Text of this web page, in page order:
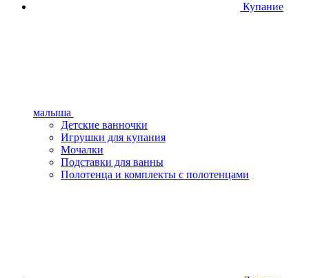
Купание
малыша
Детские ванночки
Игрушки для купания
Мочалки
Подставки для ванны
Полотенца и комплекты с полотенцами